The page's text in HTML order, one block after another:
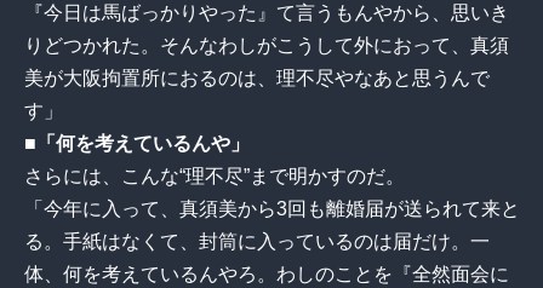
『今日は馬ばっかりやった』て言うもんやから、思いき
りどつかれた。そんなわしがこうして外におって、真須
美が大阪拘置所におるのは、理不尽やなあと思うんで
す」
■「何を考えているんや」
さらには、こんな“理不尽”まで明かすのだ。
「今年に入って、真須美から3回も離婚届が送られて来と
る。手紙はなくて、封筒に入っているのは届だけ。一
体、何を考えているんやろ。わしのことを『全然面会に